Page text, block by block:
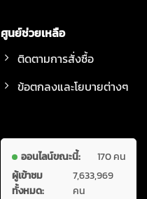
ศูนย์ช่วยเหลือ
ติดตามการสั่งซื้อ
ข้อตกลงและโยบายต่างๆ
ออนไลน์ขณะนี้:
170 คน
ผู้เข้าชม
ทั้งหมด:
7,633,969
คน